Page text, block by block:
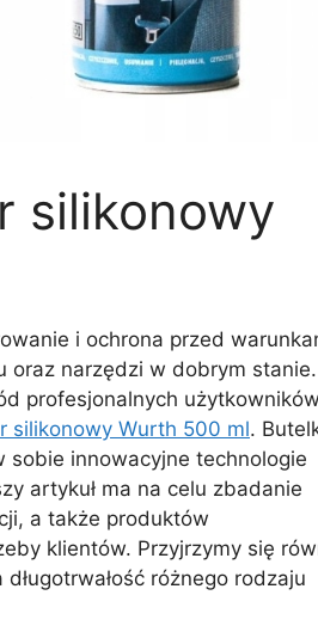
silikonowy
i ochrona przed
oraz narzędzi w dobrym stanie.
profesjonalnych
silikonowy Wurth 500 ml.
sobie innowacyjne technologie
artykuł ma na celu zbadanie
a także produktów
klientów. Przyjrzymy się
różnego rodzaju